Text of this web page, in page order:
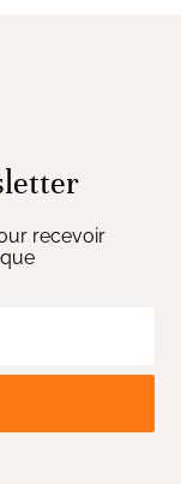
recevoir